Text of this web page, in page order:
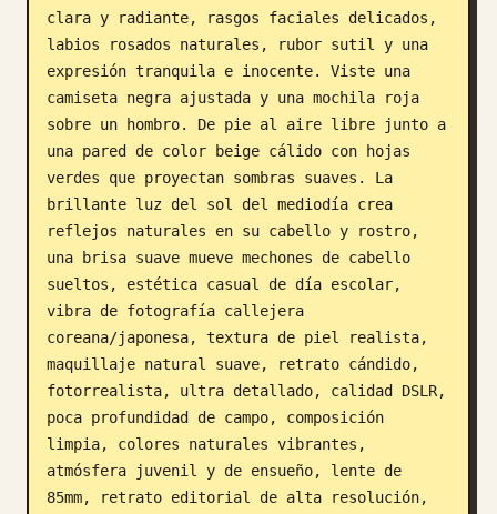
clara y radiante, rasgos faciales delicados,
labios rosados naturales, rubor sutil y una
expresión tranquila e inocente. Viste una
camiseta negra ajustada y una mochila roja
sobre un hombro. De pie al aire libre junto a
una pared de color beige cálido con hojas
verdes que proyectan sombras suaves. La
brillante luz del sol del mediodía crea
reflejos naturales en su cabello y rostro,
una brisa suave mueve mechones de cabello
sueltos, estética casual de día escolar,
vibra de fotografía callejera
coreana/japonesa, textura de piel realista,
maquillaje natural suave, retrato cándido,
fotorrealista, ultra detallado, calidad DSLR,
poca profundidad de campo, composición
limpia, colores naturales vibrantes,
atmósfera juvenil y de ensueño, lente de
85mm, retrato editorial de alta resolución,